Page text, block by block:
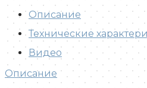
Описание
Технические
Видео
Описание